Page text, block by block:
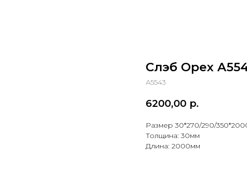
Слэб Орех
А5543
6200,00 р.
Размер 30*270/290/
Толщина: 30мм
Длина: 2000мм